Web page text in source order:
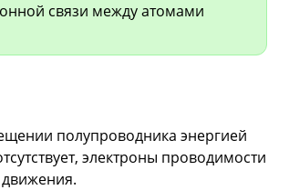
связи между атомами
полупроводника энергией
электроны проводимости
движения.